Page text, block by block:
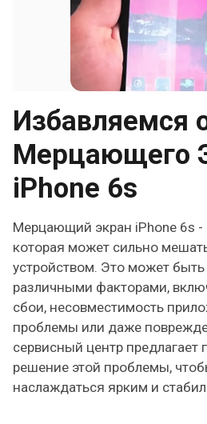
Избавляемся
Мерцающего
iPhone 6s
Мерцающий экран iPhone 6s -
которая может сильно
устройством. Это может
различными факторами,
сбои, несовместимость
проблемы или даже
сервисный центр предлагает
решение этой проблемы,
наслаждаться ярким и